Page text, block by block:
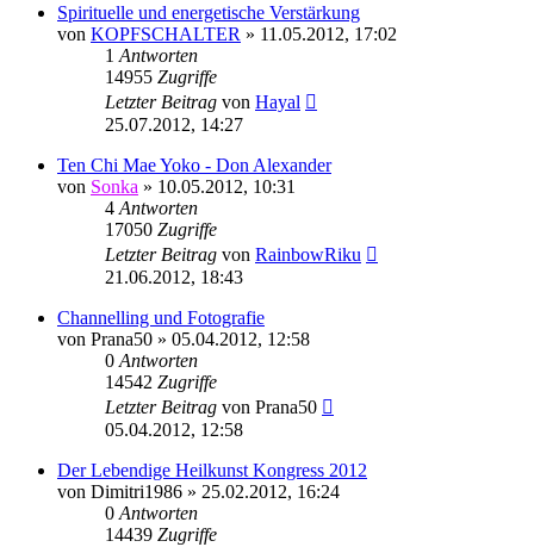
Spirituelle und energetische Verstärkung
von KOPFSCHALTER » 11.05.2012, 17:02
1 Antworten
14955 Zugriffe
Letzter Beitrag von Hayal
25.07.2012, 14:27
Ten Chi Mae Yoko - Don Alexander
von Sonka » 10.05.2012, 10:31
4 Antworten
17050 Zugriffe
Letzter Beitrag von RainbowRiku
21.06.2012, 18:43
Channelling und Fotografie
von Prana50 » 05.04.2012, 12:58
0 Antworten
14542 Zugriffe
Letzter Beitrag von Prana50
05.04.2012, 12:58
Der Lebendige Heilkunst Kongress 2012
von Dimitri1986 » 25.02.2012, 16:24
0 Antworten
14439 Zugriffe